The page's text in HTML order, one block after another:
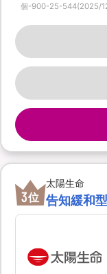
個-900-25-544(2025/
3位
太陽生命
告知緩和